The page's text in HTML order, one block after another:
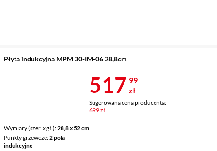
Płyta indukcyjna MPM 30-IM-06 28,8cm
Wymiary (szer. x gł.) 28,8 x 52 cm
Punkty grzewcze 2 pola
indukcyjne
Cena 517,99
517 99
zł
Sugerowana cena producenta:
699 zł